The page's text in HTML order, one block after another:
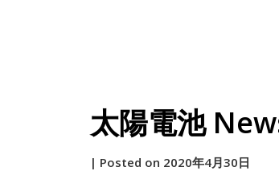
太陽電池
by
| Posted on 2020年4月30日